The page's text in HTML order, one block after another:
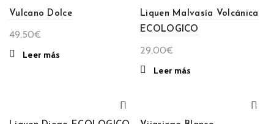
Vulcano Dolce
49,50€
Leer más
Liquen Malvasía Volcánica
ECOLOGICO
29,00€
Leer más